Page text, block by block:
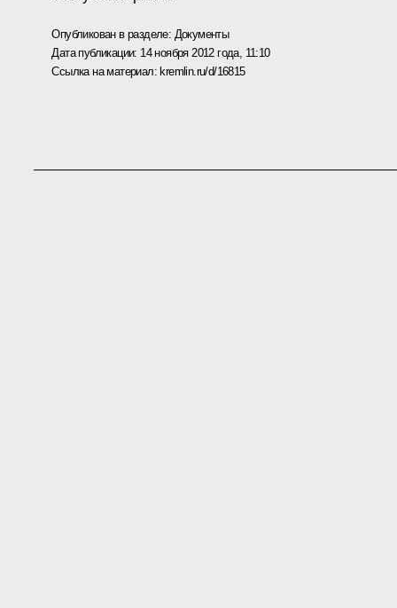
Опубликован в разделе: Документы
Дата публикации: 14 ноября 2012 года, 11:10
Ссылка на материал: kremlin.ru/d/16815